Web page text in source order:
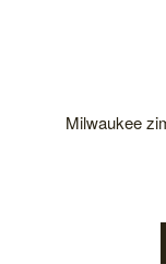
Milwaukee